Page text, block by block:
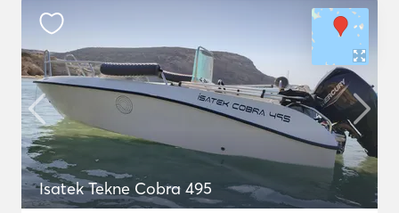
Isatek Tekne Cobra 495